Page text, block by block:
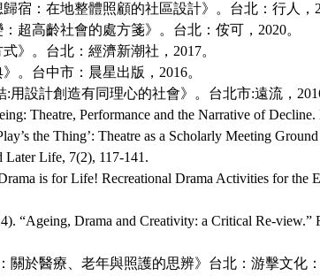
宿：在地整體照顧的社區設計》。台北：行人，
超高齡社會的處方箋》。台北：侒可，2020。
》。台北：經濟新潮社，2017。
。台中市：晨星出版，2016。
用設計創造有同理心的社會》。台北市:遠流，
Theatre, Performance and the Narrative of
the Thing’: Theatre as a Scholarly Meeting
Later Life, 7(2), 117-141.
is for Life! Recreational Drama Activities for the
“Ageing, Drama and Creativity: a Critical Re-view.”
關於醫療、老年與照護的思辨》台北：游擊文化：